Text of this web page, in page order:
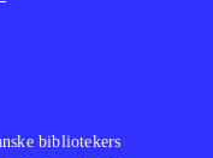
bibliotekers